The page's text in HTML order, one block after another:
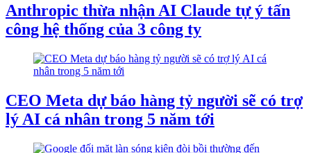
Anthropic thừa nhận AI Claude tự ý tấn
công hệ thống của 3 công ty
CEO Meta dự báo hàng tỷ người sẽ có trợ
lý AI cá nhân trong 5 năm tới